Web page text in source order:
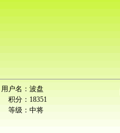
用户名： 波盘
积分： 18351
等级： 中将